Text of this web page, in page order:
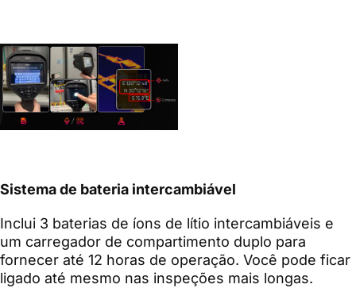
Sistema de bateria intercambiável
Inclui 3 baterias de íons de lítio intercambiáveis ​​e
um carregador de compartimento duplo para
fornecer até 12 horas de operação. Você pode ficar
ligado até mesmo nas inspeções mais longas.